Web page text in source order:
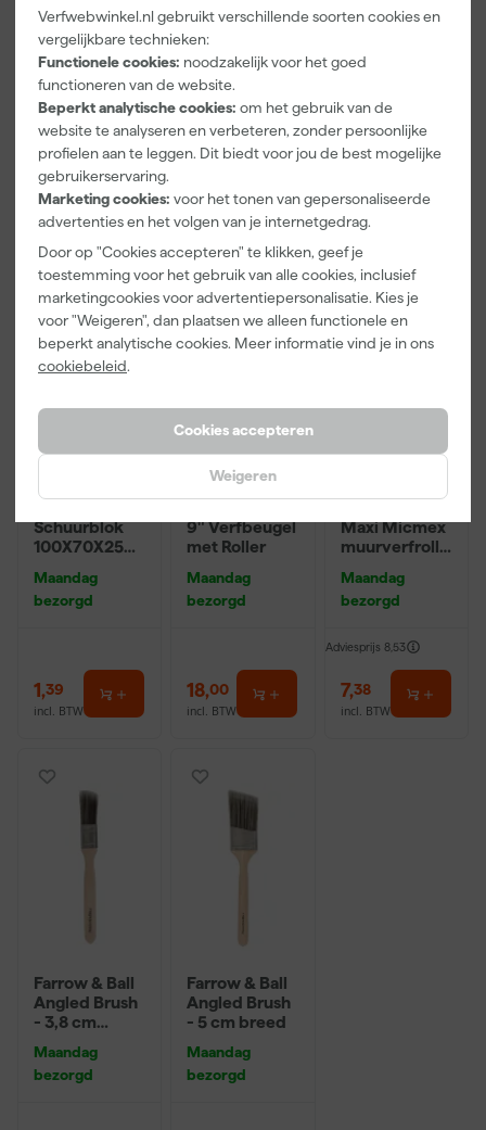
Verfwebwinkel.nl gebruikt verschillende soorten cookies en
vergelijkbare technieken:
Functionele cookies: noodzakelijk voor het goed
functioneren van de website.
Beperkt analytische cookies: om het gebruik van de
website te analyseren en verbeteren, zonder persoonlijke
profielen aan te leggen. Dit biedt voor jou de best mogelijke
gebruikerservaring.
Marketing cookies: voor het tonen van gepersonaliseerde
advertenties en het volgen van je internetgedrag.
Door op "Cookies accepteren" te klikken, geef je
toestemming voor het gebruik van alle cookies, inclusief
marketingcookies voor advertentiepersonalisatie. Kies je
voor "Weigeren", dan plaatsen we alleen functionele en
beperkt analytische cookies. Meer informatie vind je in ons
cookiebeleid.
Cookies accepteren
Weigeren
Paintura
Lucamax
Washi tape -
50mx24mm
Maandag
bezorgd
Adviesprijs 6,00
3,99
Farrow & Ball
F&B
Kleurenwaaie
r
Maandag
bezorgd
22,
And Go
Verfemmer -
8L + 5
Inzetemmers
en deksel
Maandag
bezorgd
10,
Schuurblok
100X70X25m
P220
Maandag
bezorgd
1,39
incl. BTW
9" Verfbeugel
met Roller
Maandag
bezorgd
18,00
incl. BTW
Maxi Micmex
muurverfrolle
Maandag
bezorgd
Adviesprijs 8,53
7,38
incl. BTW
Farrow & Ball
Angled Brush
- 3,8 cm
Maandag
bezorgd
Farrow & Ball
Angled Brush
- 5 cm breed
Maandag
bezorgd